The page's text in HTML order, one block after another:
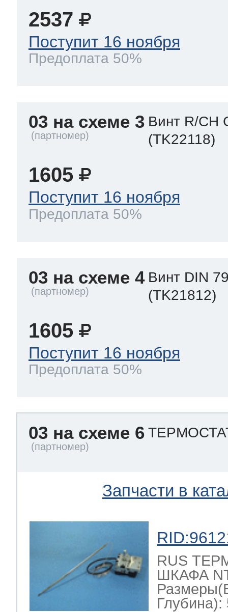
2537
Поступит 16 ноября
Предоплата 50%
03 на схеме 3 Винт R/CH
(TK22118)
1605
Поступит 16 ноября
Предоплата 50%
03 на схеме 4 Винт DIN
(TK21812)
1605
Поступит 16 ноября
Предоплата 50%
03 на схеме 6
Запчасти в
RUS
ШКАФА
Глубина):